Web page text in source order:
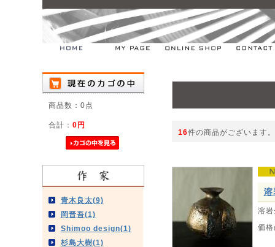
商品数：0点
合計： 0円
青木良太(9)
岡晋吾(1)
Shimoo design(1)
杉島大樹(1)
16件の商品がございます。
溶
溶
価格